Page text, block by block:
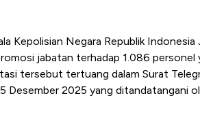
Kepolisian Negara Republik
jabatan terhadap 1.086 personel
tersebut tertuang dalam Surat
Desember 2025 yang ditandatangani